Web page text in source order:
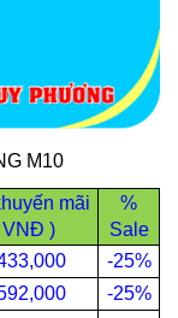
M10
mãi
VNĐ )
%
Sale
-25%
-25%